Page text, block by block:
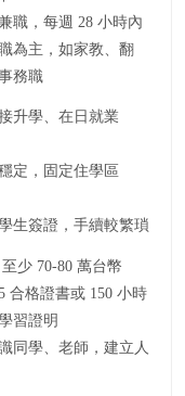
職，每週 28 小時內
為主，如家教、翻
務職
升學、在日就業
定，固定住學區
生簽證，手續較繁瑣
少 70-80 萬台幣
合格證書或 150 小時
習證明
同學、老師，建立人